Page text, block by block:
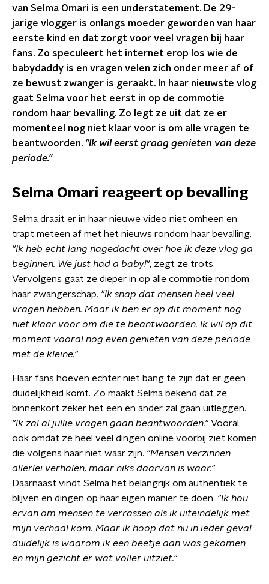
van Selma Omari is een understatement. De 29-
jarige vlogger is onlangs moeder geworden van haar
eerste kind en dat zorgt voor veel vragen bij haar
fans. Zo speculeert het internet erop los wie de
babydaddy is en vragen velen zich onder meer af of
ze bewust zwanger is geraakt. In haar nieuwste vlog
gaat Selma voor het eerst in op de commotie
rondom haar bevalling. Zo legt ze uit dat ze er
momenteel nog niet klaar voor is om alle vragen te
beantwoorden. "Ik wil eerst graag genieten van deze
periode."
Selma Omari reageert op bevalling
Selma draait er in haar nieuwe video niet omheen en
trapt meteen af met het nieuws rondom haar bevalling.
"Ik heb echt lang nagedacht over hoe ik deze vlog ga
beginnen. We just had a baby!", zegt ze trots.
Vervolgens gaat ze dieper in op alle commotie rondom
haar zwangerschap. "Ik snap dat mensen heel veel
vragen hebben. Maar ik ben er op dit moment nog
niet klaar voor om die te beantwoorden. Ik wil op dit
moment vooral nog even genieten van deze periode
met de kleine."
Haar fans hoeven echter niet bang te zijn dat er geen
duidelijkheid komt. Zo maakt Selma bekend dat ze
binnenkort zeker het een en ander zal gaan uitleggen.
"Ik zal al jullie vragen gaan beantwoorden."Vooral
ook omdat ze heel veel dingen online voorbij ziet komen
die volgens haar niet waar zijn. "Mensen verzinnen
allerlei verhalen, maar niks daarvan is waar."
Daarnaast vindt Selma het belangrijk om authentiek te
blijven en dingen op haar eigen manier te doen. "Ik hou
ervan om mensen te verrassen als ik uiteindelijk met
mijn verhaal kom. Maar ik hoop dat nu in ieder geval
duidelijk is waarom ik een beetje aan was gekomen
en mijn gezicht er wat voller uitziet."